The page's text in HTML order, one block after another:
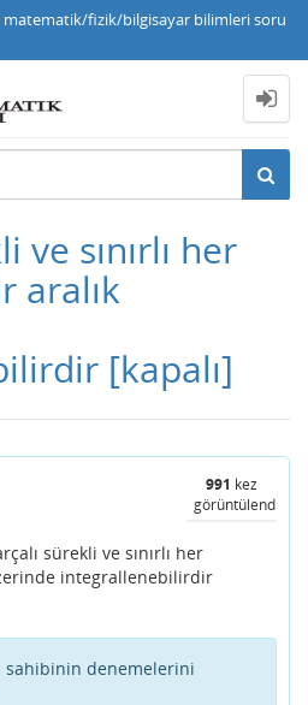
fizik/bilgisayar bilimleri soru
ve sınırlı her
aralık
[kapalı]
991 kez
görüntülendi
sürekli ve sınırlı her
integrallenebilirdir
sahibinin denemelerini